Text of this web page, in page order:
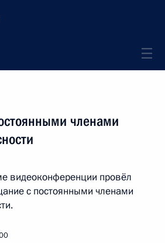
членами
видеоконференции провёл
с постоянными членами